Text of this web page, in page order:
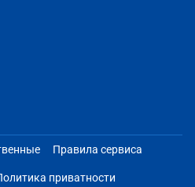
Правила сервиса
приватности